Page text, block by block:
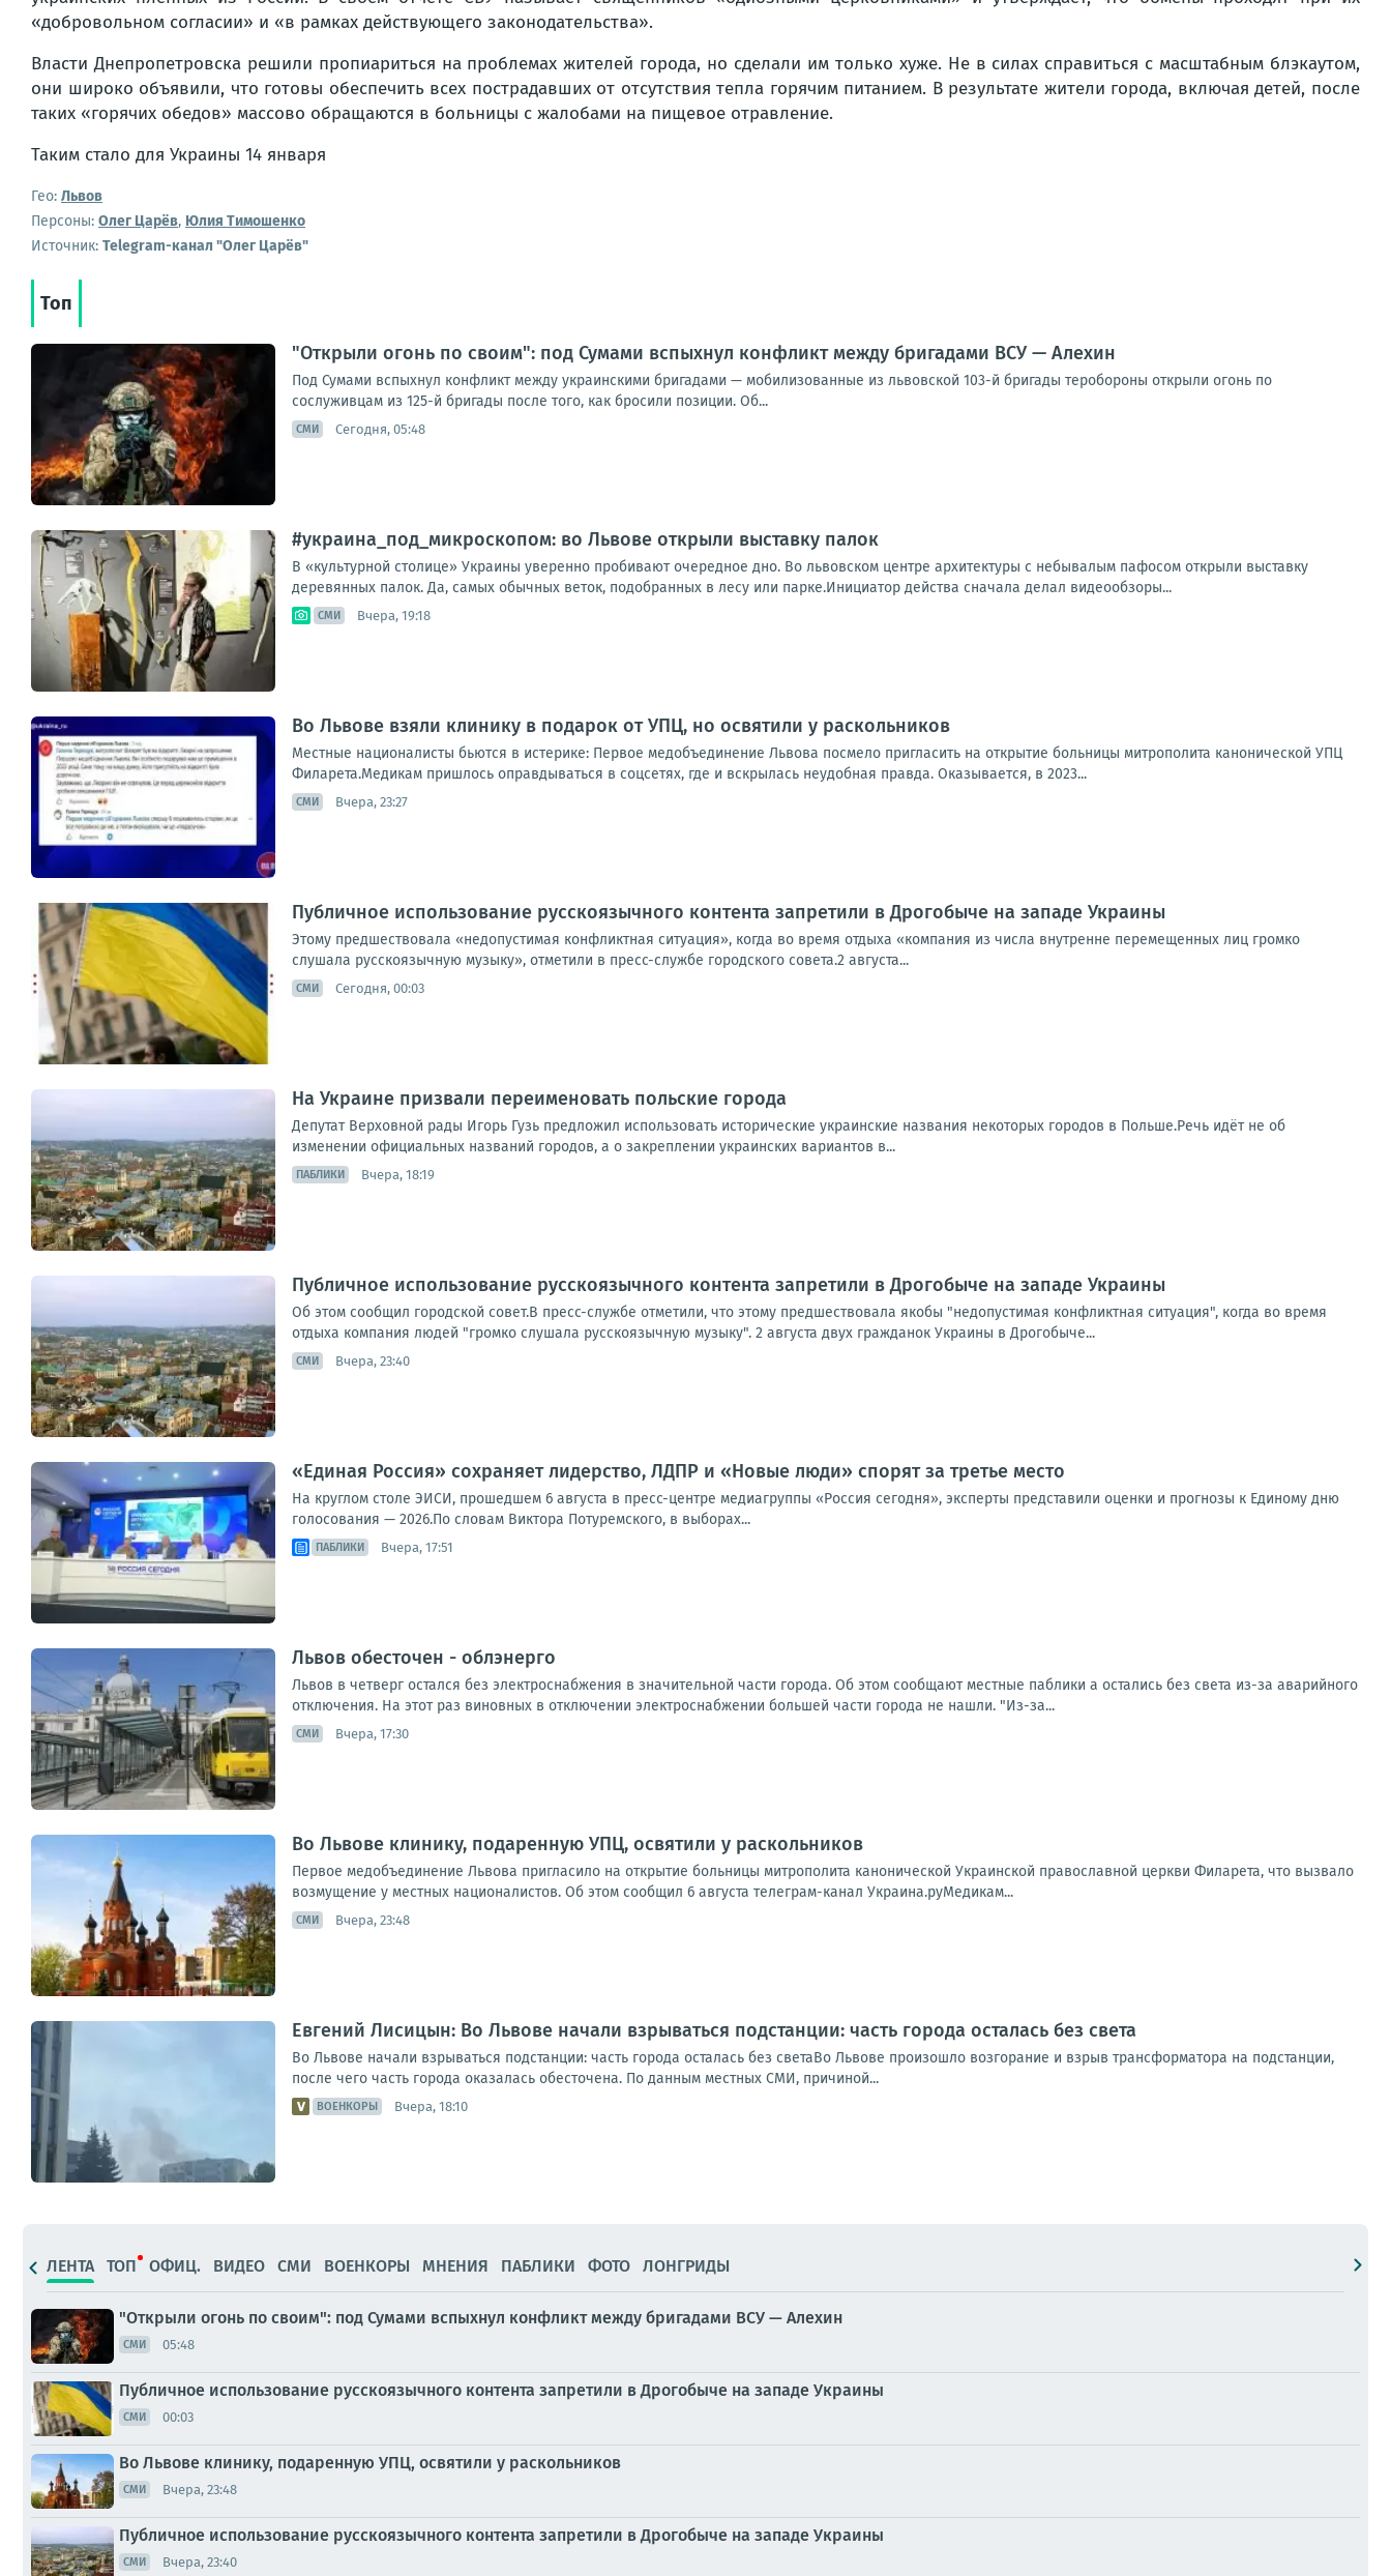
«добровольном согласии» и «в рамках действующего законодательства».
Власти Днепропетровска решили пропиариться на проблемах жителей города, но сделали им только хуже. Не в силах справиться с масштабным блэкаутом,
они широко объявили, что готовы обеспечить всех пострадавших от отсутствия тепла горячим питанием. В результате жители города, включая детей, после
таких «горячих обедов» массово обращаются в больницы с жалобами на пищевое отравление.
Таким стало для Украины 14 января
Гео: Львов
Персоны: Олег Царёв, Юлия Тимошенко
Источник: Telegram-канал "Олег Царёв"
Топ
"Открыли огонь по своим": под Сумами вспыхнул конфликт между бригадами ВСУ — Алехин
Под Сумами вспыхнул конфликт между украинскими бригадами — мобилизованные из львовской 103-й бригады теробороны открыли огонь по
сослуживцам из 125-й бригады после того, как бросили позиции. Об...
СМИ Сегодня, 05:48
#украина_под_микроскопом: во Львове открыли выставку палок
В «культурной столице» Украины уверенно пробивают очередное дно. Во львовском центре архитектуры с небывалым пафосом открыли выставку
деревянных палок. Да, самых обычных веток, подобранных в лесу или парке.Инициатор действа сначала делал видеообзоры...
СМИ Вчера, 19:18
Во Львове взяли клинику в подарок от УПЦ, но освятили у раскольников
Местные националисты бьются в истерике: Первое медобъединение Львова посмело пригласить на открытие больницы митрополита канонической УПЦ
Филарета.Медикам пришлось оправдываться в соцсетях, где и вскрылась неудобная правда. Оказывается, в 2023...
СМИ Вчера, 23:27
Публичное использование русскоязычного контента запретили в Дрогобыче на западе Украины
Этому предшествовала «недопустимая конфликтная ситуация», когда во время отдыха «компания из числа внутренне перемещенных лиц громко
слушала русскоязычную музыку», отметили в пресс-службе городского совета.2 августа...
СМИ Сегодня, 00:03
На Украине призвали переименовать польские города
Депутат Верховной рады Игорь Гузь предложил использовать исторические украинские названия некоторых городов в Польше.Речь идёт не об
изменении официальных названий городов, а о закреплении украинских вариантов в...
ПАБЛИКИ Вчера, 18:19
Публичное использование русскоязычного контента запретили в Дрогобыче на западе Украины
Об этом сообщил городской совет.В пресс-службе отметили, что этому предшествовала якобы "недопустимая конфликтная ситуация", когда во время
отдыха компания людей "громко слушала русскоязычную музыку". 2 августа двух гражданок Украины в Дрогобыче...
СМИ Вчера, 23:40
«Единая Россия» сохраняет лидерство, ЛДПР и «Новые люди» спорят за третье место
На круглом столе ЭИСИ, прошедшем 6 августа в пресс-центре медиагруппы «Россия сегодня», эксперты представили оценки и прогнозы к Единому дню
голосования — 2026.По словам Виктора Потуремского, в выборах...
ПАБЛИКИ Вчера, 17:51
Львов обесточен - облэнерго
Львов в четверг остался без электроснабжения в значительной части города. Об этом сообщают местные паблики а остались без света из-за аварийного
отключения. На этот раз виновных в отключении электроснабжении большей части города не нашли. "Из-за...
СМИ Вчера, 17:30
Во Львове клинику, подаренную УПЦ, освятили у раскольников
Первое медобъединение Львова пригласило на открытие больницы митрополита канонической Украинской православной церкви Филарета, что вызвало
возмущение у местных националистов. Об этом сообщил 6 августа телеграм-канал Украина.руМедикам...
СМИ Вчера, 23:48
Евгений Лисицын: Во Львове начали взрываться подстанции: часть города осталась без света
Во Львове начали взрываться подстанции: часть города осталась без светаВо Львове произошло возгорание и взрыв трансформатора на подстанции,
после чего часть города оказалась обесточена. По данным местных СМИ, причиной...
ВОЕНКОРЫ Вчера, 18:10
ЛЕНТА ТОП ОФИЦ. ВИДЕО СМИ ВОЕНКОРЫ МНЕНИЯ ПАБЛИКИ ФОТО ЛОНГРИДЫ
"Открыли огонь по своим": под Сумами вспыхнул конфликт между бригадами ВСУ — Алехин
СМИ 05:48
Публичное использование русскоязычного контента запретили в Дрогобыче на западе Украины
СМИ 00:03
Во Львове клинику, подаренную УПЦ, освятили у раскольников
СМИ Вчера, 23:48
Публичное использование русскоязычного контента запретили в Дрогобыче на западе Украины
СМИ Вчера, 23:40